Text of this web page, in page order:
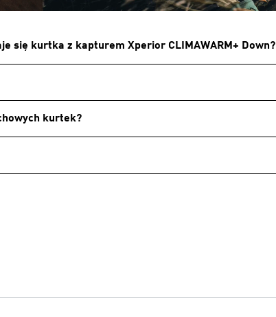
się kurtka z kapturem Xperior CLIMAWARM+ Down?
kurtek?